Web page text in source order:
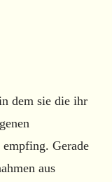
dem sie die ihr
Gerade
aus